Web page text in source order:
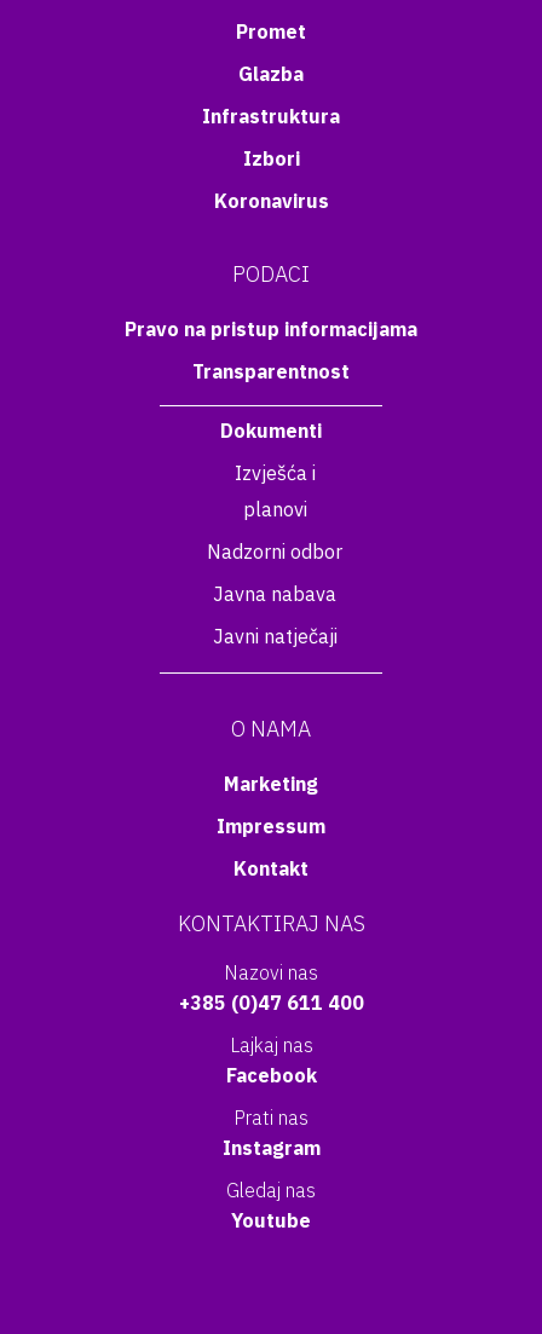
Promet
Glazba
Infrastruktura
Izbori
Koronavirus
PODACI
Pravo na pristup informacijama
Transparentnost
Dokumenti
Izvješća i
planovi
Nadzorni odbor
Javna nabava
Javni natječaji
O NAMA
Marketing
Impressum
Kontakt
KONTAKTIRAJ NAS
Nazovi nas
+385 (0)47 611 400
Lajkaj nas
Facebook
Prati nas
Instagram
Gledaj nas
Youtube